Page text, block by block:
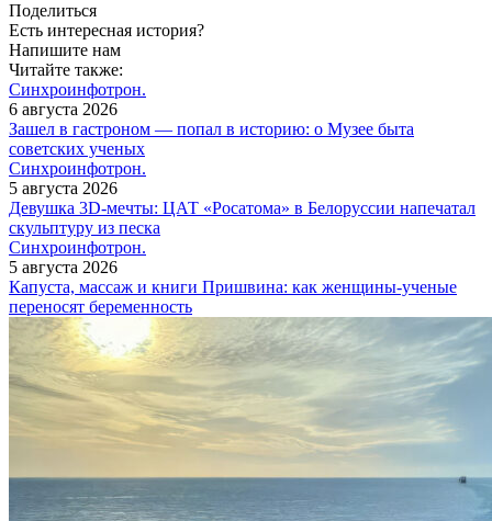
Поделиться
Есть интересная история?
Напишите нам
Читайте также:
Синхроинфотрон.
6 августа 2026
Зашел в гастроном — попал в историю: о Музее быта
советских ученых
Синхроинфотрон.
5 августа 2026
Девушка 3D-мечты: ЦАТ «Росатома» в Белоруссии напечатал
скульптуру из песка
Синхроинфотрон.
5 августа 2026
Капуста, массаж и книги Пришвина: как женщины-ученые
переносят беременность